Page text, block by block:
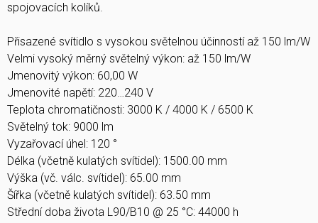
spojovacích kolíků.
Přisazené svítidlo s vysokou světelnou účinností až 150 lm/W
Velmi vysoký měrný světelný výkon: až 150 lm/W
Jmenovitý výkon: 60,00 W
Jmenovité napětí: 220…240 V
Teplota chromatičnosti: 3000 K / 4000 K / 6500 K
Světelný tok: 9000 lm
Vyzařovací úhel: 120 °
Délka (včetně kulatých svítidel): 1500.00 mm
Výška (vč. válc. svítidel): 65.00 mm
Šířka (včetně kulatých svítidel): 63.50 mm
Střední doba života L90/B10 @ 25 °C: 44000 h